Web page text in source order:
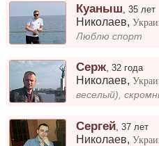
Куаныш ,35 лет
Николаев,
Люблю спорт
Серж,32 года
Николаев,
веселый),
Сергей ,37 лет
Николаев,